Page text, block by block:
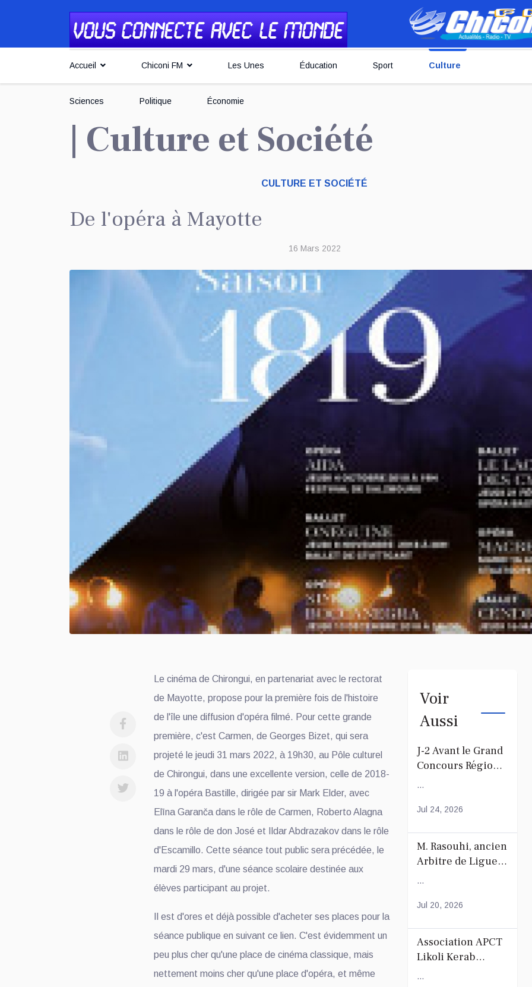
Accueil Chiconi FM Les Unes Éducation Sport Culture
Sciences Politique Économie
| Culture et Société
CULTURE ET SOCIÉTÉ
De l'opéra à Mayotte
16 Mars 2022
Le cinéma de Chirongui, en partenariat avec le rectorat
de Mayotte, propose pour la première fois de l'histoire
de l'île une diffusion d'opéra filmé. Pour cette grande
première, c'est Carmen, de Georges Bizet, qui sera
projeté le jeudi 31 mars 2022, à 19h30, au Pôle culturel
de Chirongui, dans une excellente version, celle de 2018-
19 à l'opéra Bastille, dirigée par sir Mark Elder, avec
Elīna Garanča dans le rôle de Carmen, Roberto Alagna
dans le rôle de don José et Ildar Abdrazakov dans le rôle
d'Escamillo. Cette séance tout public sera précédée, le
mardi 29 mars, d'une séance scolaire destinée aux
élèves participant au projet.
Il est d'ores et déjà possible d'acheter ses places pour la
séance publique en suivant ce lien. C'est évidemment un
peu plus cher qu'une place de cinéma classique, mais
nettement moins cher qu'une place d'opéra, et même
Voir
Aussi
J-2 Avant le Grand
Concours Régional
...
Jul 24, 2026
M. Rasouhi, ancien
Arbitre de Ligue
...
Jul 20, 2026
Association APCT
Likoli Kerab
...